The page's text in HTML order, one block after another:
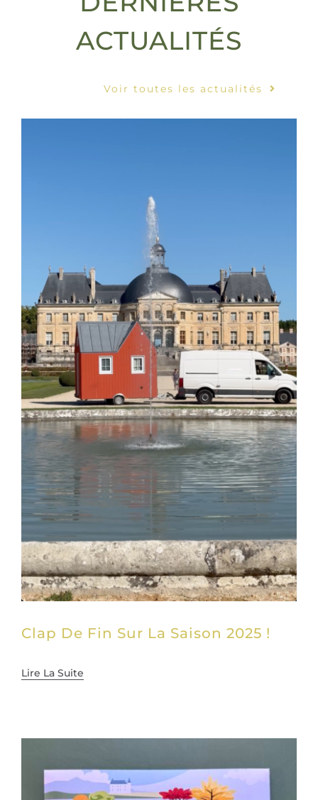
ACTUALITÉS
Voir toutes les actualités
Clap De Fin Sur La Saison 2025 !
Lire La Suite